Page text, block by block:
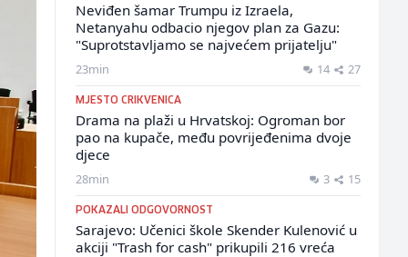
Neviđen šamar Trumpu iz Izraela,
Netanyahu odbacio njegov plan za Gazu:
"Suprotstavljamo se najvećem prijatelju"
23min 14 27
MJESTO CRIKVENICA
Drama na plaži u Hrvatskoj: Ogroman bor
pao na kupače, među povrijeđenima dvoje
djece
28min 3 15
POKAZALI ODGOVORNOST
Sarajevo: Učenici škole Skender Kulenović u
akciji "Trash for cash" prikupili 216 vreća